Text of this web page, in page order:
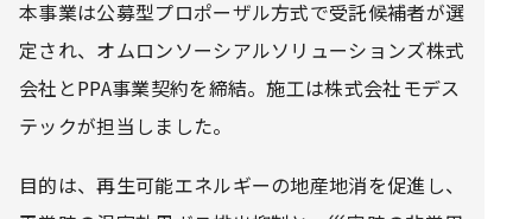
本事業は公募型プロポーザル方式で受託候補者が選
定され、オムロンソーシアルソリューションズ株式
会社とPPA事業契約を締結。施工は株式会社モデス
テックが担当しました。
目的は、再生可能エネルギーの地産地消を促進し、